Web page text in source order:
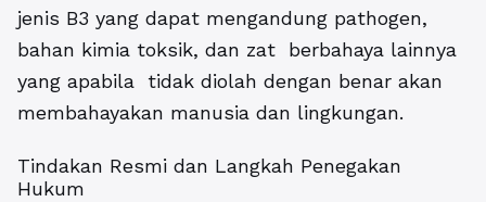
jenis B3 yang dapat mengandung pathogen,
bahan kimia toksik, dan zat berbahaya lainnya
yang apabila tidak diolah dengan benar akan
membahayakan manusia dan lingkungan.
Tindakan Resmi dan Langkah Penegakan
Hukum